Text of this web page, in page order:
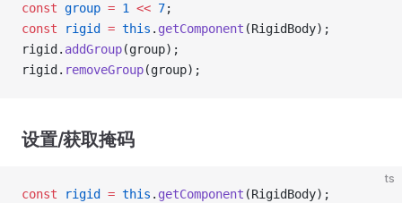
const group = 1 << 7;
const rigid = this . getComponent (RigidBody);
rigid. addGroup(group);
rigid. removeGroup(group);
设置/获取掩码
ts
const rigid = this . getComponent (RigidBody);